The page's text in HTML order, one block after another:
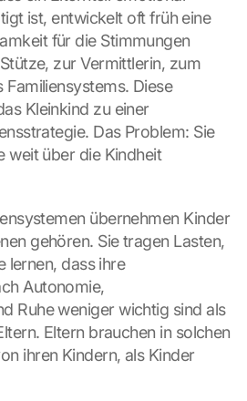
ist, entwickelt oft früh eine
für die Stimmungen
zur Vermittlerin, zum
Diese
Kleinkind zu einer
Das Problem: Sie
weit über die Kindheit
übernehmen Kinder
gehören. Sie tragen Lasten,
lernen, dass ihre
Autonomie,
Ruhe weniger wichtig sind als
Eltern brauchen in solchen
ihren Kindern, als Kinder